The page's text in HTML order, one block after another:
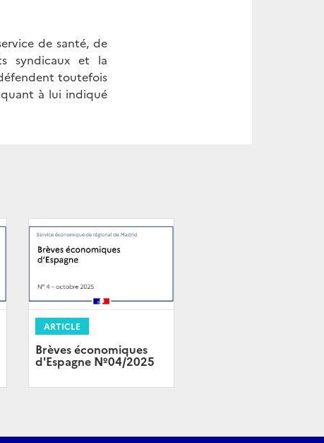
de santé, de
syndicaux et la
toutefois
quant à lui indiqué
ARTICLE
Brèves économiques
d'Espagne Nº04/2025